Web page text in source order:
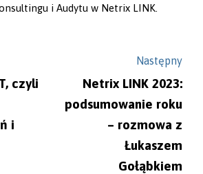
i Audytu w Netrix LINK.
czyli
i
Następny
Netrix LINK 2023:
podsumowanie roku
– rozmowa z
Łukaszem
Gołąbkiem